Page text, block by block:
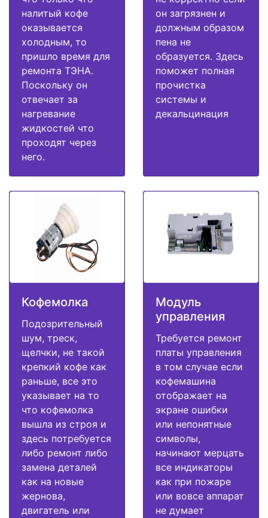
налитый кофе
оказывается
холодным, то
пришло время для
ремонта ТЭНА.
Поскольку он
отвечает за
нагревание
жидкостей что
проходят через
него.
он загрязнен и
должным образом
пена не
образуется. Здесь
поможет полная
прочистка
системы и
декальцинация
Кофемолка
Подозрительный
шум, треск,
щелчки, не такой
крепкий кофе как
раньше, все это
указывает на то
что кофемолка
вышла из строя и
здесь потребуется
либо ремонт либо
замена деталей
как на новые
жернова,
двигатель или
Модуль
управления
Требуется ремонт
платы управления
в том случае если
кофемашина
отображает на
экране ошибки
или непонятные
символы,
начинают мерцать
все индикаторы
как при пожаре
или вовсе аппарат
не думает